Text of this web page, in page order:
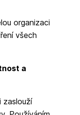
organizaci
všech
a
zaslouží